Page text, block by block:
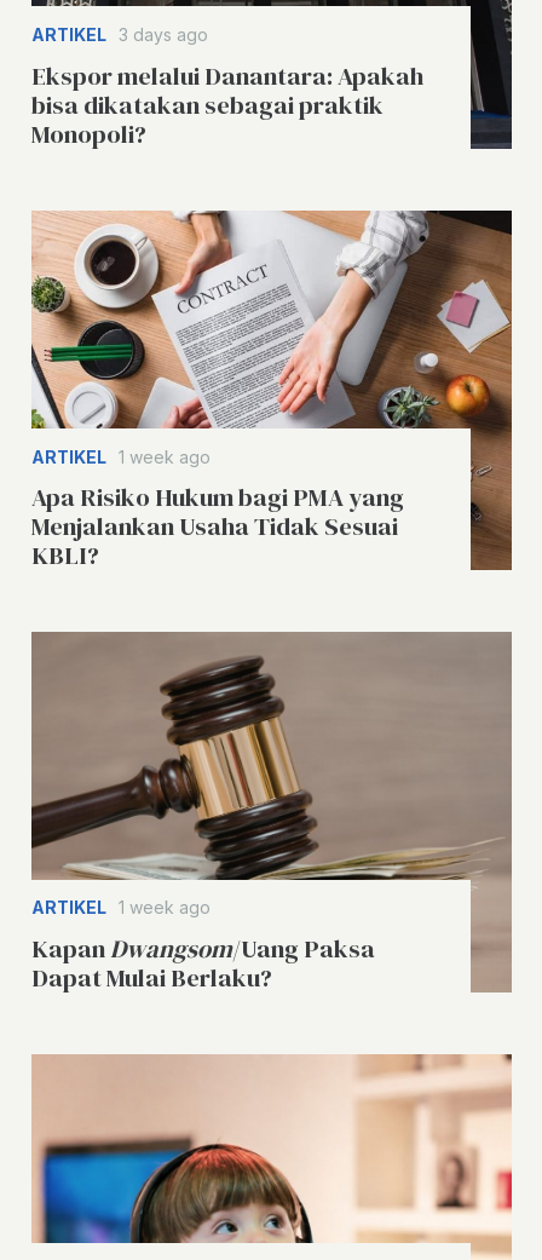
ARTIKEL 3 days ago
Ekspor melalui Danantara: Apakah
bisa dikatakan sebagai praktik
Monopoli?
ARTIKEL 1 week ago
Apa Risiko Hukum bagi PMA yang
Menjalankan Usaha Tidak Sesuai
KBLI?
ARTIKEL 1 week ago
KapanDwangsom/Uang Paksa
Dapat Mulai Berlaku?